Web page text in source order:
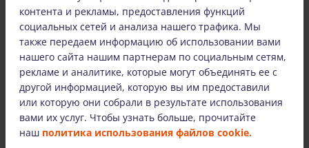
Только оборудование известных
производителей
Здесь вы найдете самых известных
производителей и проверенное временем
оборудование для высотных работ. Наша
арендованная техника технически исправна и
пригодна к эксплуатации.
контента и рекламы, предоставления функций
социальных сетей и анализа нашего трафика. Мы
также передаем информацию об использовании вами
нашего сайта нашим партнерам по социальным сетям,
рекламе и аналитике, которые могут объединять ее с
другой информацией, которую вы им предоставили
или которую они собрали в результате использования
вами их услуг. Чтобы узнать больше, прочитайте
наш политика использования файлов cookie.